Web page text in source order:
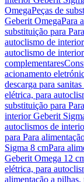
OmegaPeças de
Geberit OmegaPara
substituição para
autoclismo de
autoclismo de
complementares
acionamento
descarga para
elétrica, para
substituição para
interior Geberit
autoclismos de
para Para
Sigma 8 cmPara
Geberit Omega 12
elétrica, para
alimentação a